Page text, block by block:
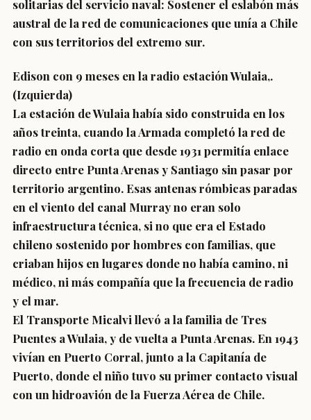
solitarias del servicio naval: Sostener el eslabón más
austral de la red de comunicaciones que unía a Chile
con sus territorios del extremo sur.
Edison con 9 meses en la radio estación Wulaia,.
(Izquierda)
La estación de Wulaia había sido construida en los
años treinta, cuando la Armada completó la red de
radio en onda corta que desde 1931 permitía enlace
directo entre Punta Arenas y Santiago sin pasar por
territorio argentino. Esas antenas rómbicas paradas
en el viento del canal Murray no eran solo
infraestructura técnica, si no que era el Estado
chileno sostenido por hombres con familias, que
criaban hijos en lugares donde no había camino, ni
médico, ni más compañía que la frecuencia de radio
y el mar.
El Transporte Micalvi llevó a la familia de Tres
Puentes a Wulaia, y de vuelta a Punta Arenas. En 1943
vivían en Puerto Corral, junto a la Capitanía de
Puerto, donde el niño tuvo su primer contacto visual
con un hidroavión de la Fuerza Aérea de Chile.